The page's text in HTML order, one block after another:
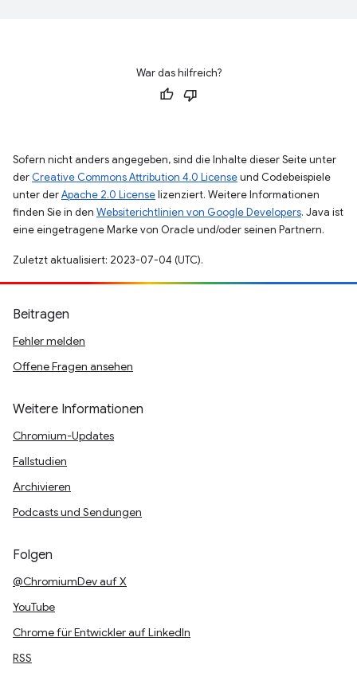
War das hilfreich?
Sofern nicht anders angegeben, sind die Inhalte dieser Seite unter
der Creative Commons Attribution 4.0 Licenseund Codebeispiele
unter derApache 2.0 Licenselizenziert. Weitere Informationen
finden Sie in den Websiterichtlinien von Google Developers. Java ist
eine eingetragene Marke von Oracle und/oder seinen Partnern.
Zuletzt aktualisiert: 2023-07-04 (UTC).
Beitragen
Fehler melden
Offene Fragen ansehen
Weitere Informationen
Chromium-Updates
Fallstudien
Archivieren
Podcasts und Sendungen
Folgen
@ChromiumDev auf X
YouTube
Chrome für Entwickler auf LinkedIn
RSS